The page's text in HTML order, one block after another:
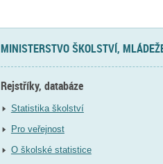
MINISTERSTVO ŠKOLSTVÍ,
Rejstříky, databáze
Statistika školství
Pro veřejnost
O školské statistice